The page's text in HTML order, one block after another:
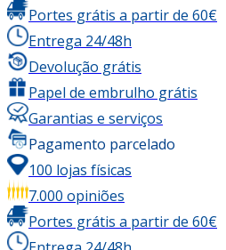
Portes grátis a partir de 60€
Entrega 24/48h
Devolução grátis
Papel de embrulho grátis
Garantias e serviços
Pagamento parcelado
100 lojas físicas
7.000 opiniões
Portes grátis a partir de 60€